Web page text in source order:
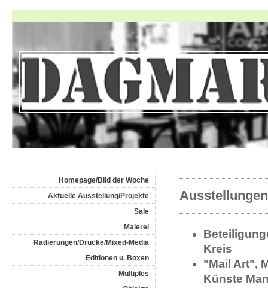
Kreis
"Mail Art",
Künste
Homepage/Bild der Woche
Aktuelle Ausstellung/Projekte
Sale
Malerei
Radierungen/Drucke/Mixed-Media
Editionen u. Boxen
Multiples